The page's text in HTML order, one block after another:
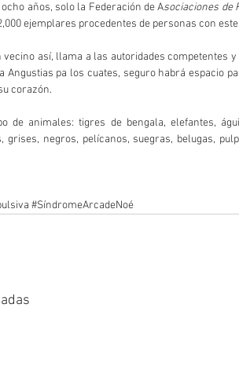
años, solo la Federación de Asociaciones de
ejemplares procedentes de personas con
vecino así, llama a las autoridades competentes
Angustias pa los cuates, seguro habrá espacio
corazón.
de animales: tigres de bengala, elefantes,
grises, negros, pelícanos, suegras, belugas,
#SíndromeArcadeNoé